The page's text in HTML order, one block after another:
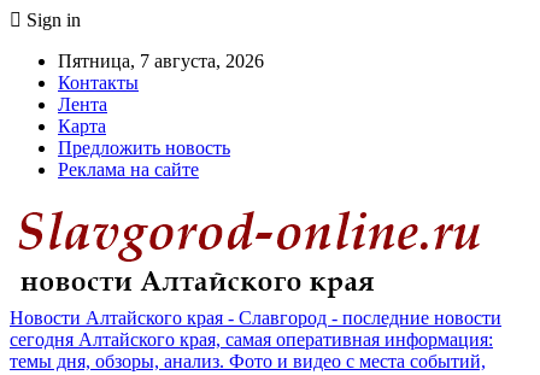
Sign in
Пятница, 7 августа, 2026
Контакты
Лента
Карта
Предложить новость
Реклама на сайте
Новости Алтайского края - Славгород - последние новости
сегодня Алтайского края, самая оперативная информация:
темы дня, обзоры, анализ. Фото и видео с места событий,